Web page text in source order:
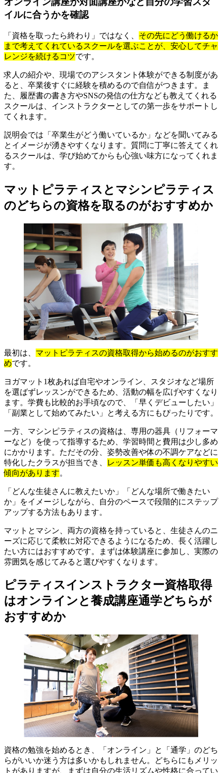
イルに合うかを確認
「資格を取ったら終わり」ではなく、 その先にどう働けるか
まで考えてくれているスクールを選ぶことが、安心してチャ
レンジを続けるコツです。
求人の紹介や、現場でのアシスタント体験ができる制度があ
ると、卒業後すぐに経験を積めるので自信がつきます。ま
た、履歴書の書き方やSNSの発信の仕方なども教えてくれる
スクールは、インストラクターとしての第一歩をサポートし
てくれます。
説明会では「卒業生がどう働いているか」などを聞いてみる
とイメージが湧きやすくなります。質問に丁寧に答えてくれ
るスクールは、学び始めてからも心強い味方になってくれま
す。
マットピラティスとマシンピラティス
のどちらの資格を取るのがおすすめか
最初は、 マットピラティスの資格取得から始めるのがおすす
めです。
ヨガマット1枚あれば自宅やオンライン、スタジオなど場所
を選ばずレッスンができるため、活動の幅を広げやすくなり
ます。学費も比較的お手頃なので、「早くデビューしたい」
「副業として始めてみたい」と考える方にもぴったりです。
一方、マシンピラティスの資格は、専用の器具（リフォーマ
ーなど）を使って指導するため、学習時間と費用は少し多め
にかかります。ただその分、姿勢改善や体の不調ケアなどに
特化したクラスが担当でき、
レッスン単価も高くなりやすい
傾向があります。
「どんな生徒さんに教えたいか」「どんな場所で働きたい
か」をイメージしながら、自分のペースで段階的にステップ
アップする方法もあります。
マットとマシン、両方の資格を持っていると、生徒さんのニ
ーズに応じて柔軟に対応できるようになるため、長く活躍し
たい方にはおすすめです。まずは体験講座に参加し、実際の
雰囲気を感じてみると選びやすくなります。
ピラティスインストラクター資格取得
はオンラインと養成講座通学どちらが
おすすめか
資格の勉強を始めるとき、「オンライン」と「通学」のどち
らがいいか迷う方は多いかもしれません。どちらにもメリッ
トがありますが、まずは自分の生活リズムや性格に合ってい